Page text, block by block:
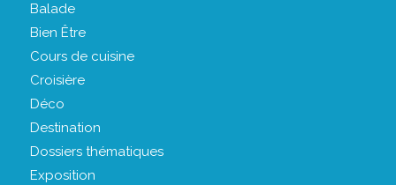
Balade
Bien Être
Cours de cuisine
Croisière
Déco
Destination
Dossiers thématiques
Exposition